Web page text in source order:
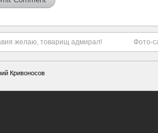
желаю, товарищ адмирал! Фото-
Кривоносов